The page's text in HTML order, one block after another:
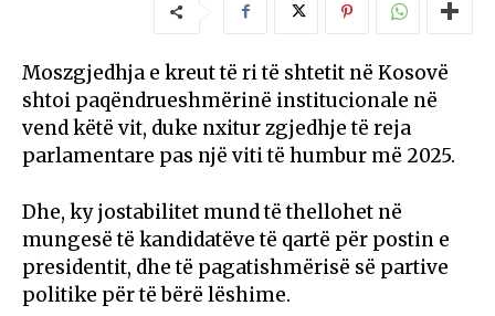
Moszgjedhja e kreut të ri të shtetit në Kosovë
shtoi paqëndrueshmërinë institucionale në
vend këtë vit, duke nxitur zgjedhje të reja
parlamentare pas një viti të humbur më 2025.
Dhe, ky jostabilitet mund të thellohet në
mungesë të kandidatëve të qartë për postin e
presidentit, dhe të pagatishmërisë së partive
politike për të bërë lëshime.